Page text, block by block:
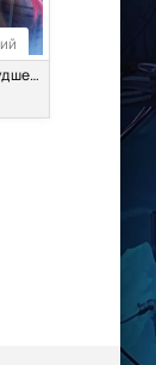
Эстетика заблудшего героя